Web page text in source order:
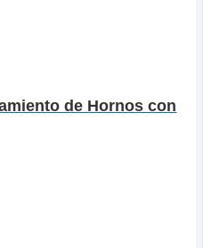
de Hornos con